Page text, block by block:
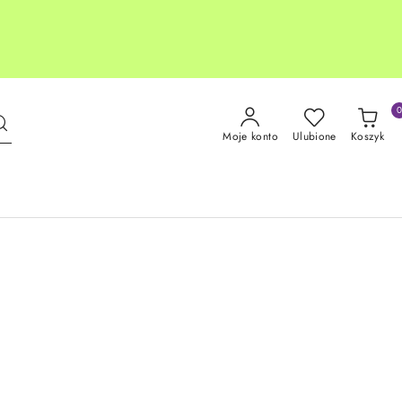
Moje konto Ulubione Koszyk
0